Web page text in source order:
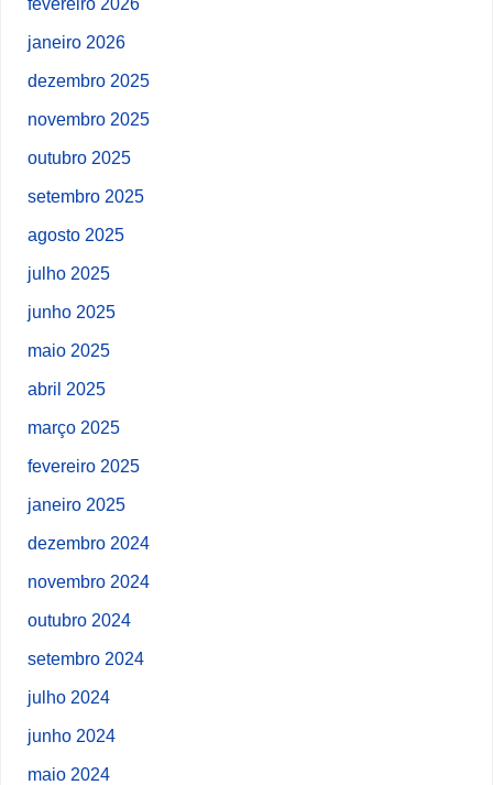
janeiro 2026
dezembro 2025
novembro 2025
outubro 2025
setembro 2025
agosto 2025
julho 2025
junho 2025
maio 2025
abril 2025
março 2025
fevereiro 2025
janeiro 2025
dezembro 2024
novembro 2024
outubro 2024
setembro 2024
julho 2024
junho 2024
maio 2024